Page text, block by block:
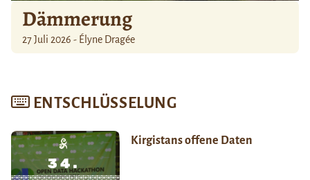
Dämmerung
27 Juli 2026 - Élyne Dragée
ENTSCHLÜSSELUNG
Kirgistans offene Daten